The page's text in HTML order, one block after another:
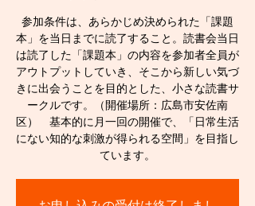
参加条件は、あらかじめ決められた「課題
本」を当日までに読了すること。読書会当日
は読了した「課題本」の内容を参加者全員が
アウトプットしていき、そこから新しい気づ
きに出会うことを目的とした、小さな読書サ
ークルです。（開催場所：広島市安佐南
区） 基本的に月一回の開催で、「日常生活
にない知的な刺激が得られる空間」を目指し
ています。